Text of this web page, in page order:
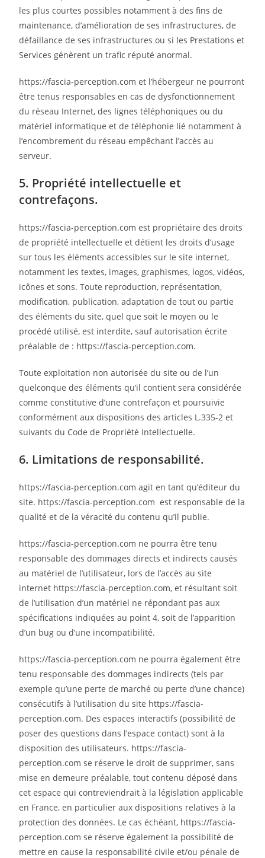
les plus courtes possibles notamment à des fins de
maintenance, d’amélioration de ses infrastructures, de
défaillance de ses infrastructures ou si les Prestations et
Services génèrent un trafic réputé anormal.
https://fascia-perception.com et l’hébergeur ne pourront
être tenus responsables en cas de dysfonctionnement
du réseau Internet, des lignes téléphoniques ou du
matériel informatique et de téléphonie lié notamment à
l’encombrement du réseau empêchant l’accès au
serveur.
5. Propriété intellectuelle et
contrefaçons.
https://fascia-perception.com est propriétaire des droits
de propriété intellectuelle et détient les droits d’usage
sur tous les éléments accessibles sur le site internet,
notamment les textes, images, graphismes, logos, vidéos,
icônes et sons. Toute reproduction, représentation,
modification, publication, adaptation de tout ou partie
des éléments du site, quel que soit le moyen ou le
procédé utilisé, est interdite, sauf autorisation écrite
préalable de : https://fascia-perception.com.
Toute exploitation non autorisée du site ou de l’un
quelconque des éléments qu’il contient sera considérée
comme constitutive d’une contrefaçon et poursuivie
conformément aux dispositions des articles L.335-2 et
suivants du Code de Propriété Intellectuelle.
6. Limitations de responsabilité.
https://fascia-perception.com agit en tant qu’éditeur du
site. https://fascia-perception.com est responsable de la
qualité et de la véracité du contenu qu’il publie.
https://fascia-perception.com ne pourra être tenu
responsable des dommages directs et indirects causés
au matériel de l’utilisateur, lors de l’accès au site
internet https://fascia-perception.com, et résultant soit
de l’utilisation d’un matériel ne répondant pas aux
spécifications indiquées au point 4, soit de l’apparition
d’un bug ou d’une incompatibilité.
https://fascia-perception.com ne pourra également être
tenu responsable des dommages indirects (tels par
exemple qu’une perte de marché ou perte d’une chance)
consécutifs à l’utilisation du site https://fascia-
perception.com. Des espaces interactifs (possibilité de
poser des questions dans l’espace contact) sont à la
disposition des utilisateurs. https://fascia-
perception.com se réserve le droit de supprimer, sans
mise en demeure préalable, tout contenu déposé dans
cet espace qui contreviendrait à la législation applicable
en France, en particulier aux dispositions relatives à la
protection des données. Le cas échéant, https://fascia-
perception.com se réserve également la possibilité de
mettre en cause la responsabilité civile et/ou pénale de